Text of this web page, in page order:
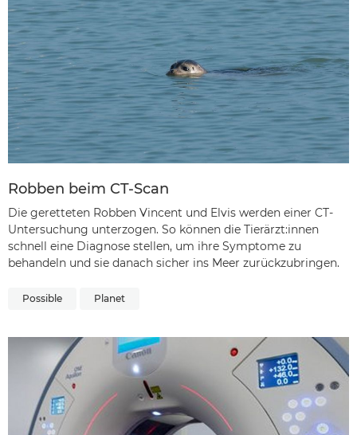
Robben beim CT-Scan
Die geretteten Robben Vincent und Elvis werden einer CT-
Untersuchung unterzogen. So können die Tierärzt:innen
schnell eine Diagnose stellen, um ihre Symptome zu
behandeln und sie danach sicher ins Meer zurückzubringen.
Possible Planet